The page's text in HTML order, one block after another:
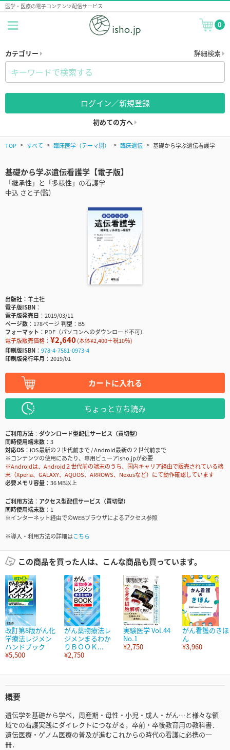
医学・医療の電子コンテンツ配信サービス
0
カテゴリー 詳細検索
ログイン／新規登録
初めての方へ
TOP すべて 臨床医学（テーマ別） 臨床遺伝 基礎から学ぶ遺伝看護学
基礎から学ぶ遺伝看護学【電子版】
「継承性」と「多様性」の看護学
中込 さと子(監)
出版社
羊土社
電子版ISBN
電子版発売日
2019/03/11
ページ数
178ページ判型
B5
フォーマット
PDF（パソコンへのダウンロード不可）
電子版販売価格： ¥2,640(本体¥2,400＋税10％)
印刷版ISBN
978-4-7581-0973-4
印刷版発行年月
2019/01
カートに入れる
ちょっと立ち読み
ご利用方法
ダウンロード型配信サービス（買切型）
同時使用端末数
3
対応OS
iOS最新の２世代前まで / Android最新の２世代前まで
※コンテンツの使用にあたり、専用ビューアisho.jpが必要
※Androidは、Android２世代前の端末のうち、国内キャリア経由で販売されている端
末（Xperia、GALAXY、AQUOS、ARROWS、Nexusなど）にて動作確認しています
必要メモリ容量
36 MB以上
ご利用方法
アクセス型配信サービス（買切型）
同時使用端末数
1
※インターネット経由でのWEBブラウザによるアクセス参照
※導入・利用方法の詳細はこちら
この商品を買った人は、こんな商品も買っています。
改訂第8版がん化
学療法レジメン
ハンドブック
¥5,500
がん薬物療法レ
ジメンまるわか
りＢＯＯＫ...
¥2,750
実験医学 Vol.44
No.1
¥2,750
がん看護のきほ
ん
¥3,960
概要
遺伝学を基礎から学べ，周産期・母性・小児・成人・がん…と様々な領
域での看護実践にダイレクトにつながる，卒前・卒後教育用の教科書．
遺伝医療・ゲノム医療の普及が進むこれからの時代の看護に必携の一
冊．